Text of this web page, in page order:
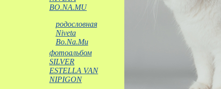
BO.NA.MU
родословная
Niveta
Bo.Na.Mu
фотоальбом
SILVER
ESTELLA VAN
NIPIGON